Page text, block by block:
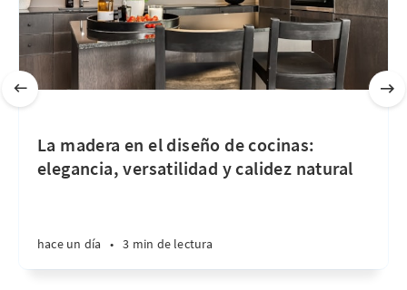
La madera en el diseño de cocinas:
elegancia, versatilidad y calidez natural
hace un día • 3 min de lectura